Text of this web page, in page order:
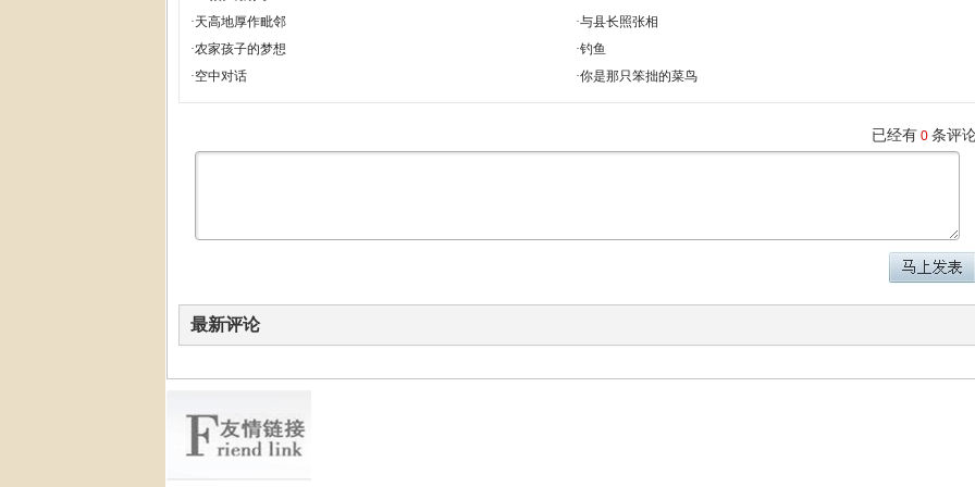
·天高地厚作毗邻 ·与县长照张相
·农家孩子的梦想 ·钓鱼
·空中对话 ·你是那只笨拙的菜鸟
已经有 0 条评
最新评论